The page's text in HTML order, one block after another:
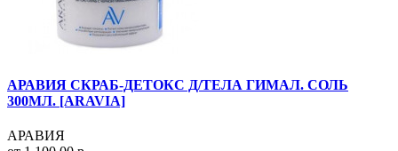
АРАВИЯ СКРАБ-ДЕТОКС Д/ТЕЛА ГИМАЛ. СОЛЬ
300МЛ. [ARAVIA]
АРАВИЯ